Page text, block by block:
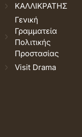
ΚΑΛΛΙΚΡΑΤΗΣ
Γενική
Γραμματεία
Πολιτικής
Προστασίας
Visit Drama